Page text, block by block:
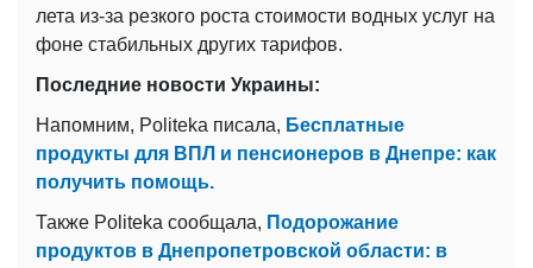
лета из-за резкого роста стоимости водных услуг на
фоне стабильных других тарифов.
Последние новости Украины:
Напомним, Politeka писала, Бесплатные
продукты для ВПЛ и пенсионеров в Днепре: как
получить помощь.
Также Politeka сообщала, Подорожание
продуктов в Днепропетровской области: в